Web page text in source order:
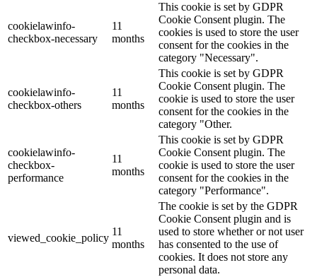
cookielawinfo-
checkbox-necessary
11
months
This cookie is set by GDPR
Cookie Consent plugin. The
cookies is used to store the user
consent for the cookies in the
category "Necessary".
cookielawinfo-
checkbox-others
11
months
This cookie is set by GDPR
Cookie Consent plugin. The
cookie is used to store the user
consent for the cookies in the
category "Other.
cookielawinfo-
checkbox-
performance
11
months
This cookie is set by GDPR
Cookie Consent plugin. The
cookie is used to store the user
consent for the cookies in the
category "Performance".
viewed_cookie_policy
11
months
The cookie is set by the GDPR
Cookie Consent plugin and is
used to store whether or not user
has consented to the use of
cookies. It does not store any
personal data.